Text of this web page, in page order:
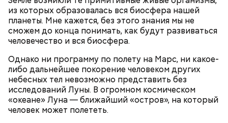
из которых образовалась вся биосфера нашей
планеты. Мне кажется, без этого знания мы не
сможем до конца понимать, как будут развиваться
человечество и вся биосфера.
Однако ни программу по полету на Марс, ни какое-
либо дальнейшее покорение человеком других
небесных тел невозможно представить без
исследований Луны. В огромном космическом
«океане» Луна — ближайший «остров», на который
человек может полететь.
Петр Безсилко сегодня работает в Управлении
Департамента ГОЧСиПБ Восточного округа
столицы. В 1986 году он служил в полку